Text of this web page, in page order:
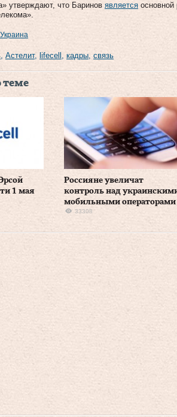
утверждают, что Баринов является основной
, Астелит, lifecell , кадры, связь
теме
1 мая
Россияне увеличат
контроль над
мобильными операторами
33308